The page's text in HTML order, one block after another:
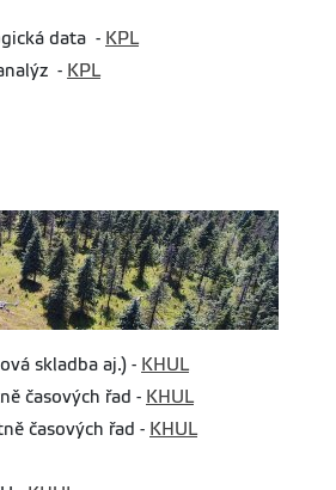
data - KPL
- KPL
skladba aj.) - KHUL
časových řad - KHUL
časových řad - KHUL